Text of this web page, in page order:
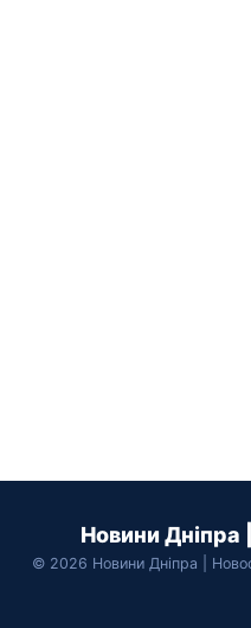
Новини Дніпра
© 2026 Новини Дніпра |